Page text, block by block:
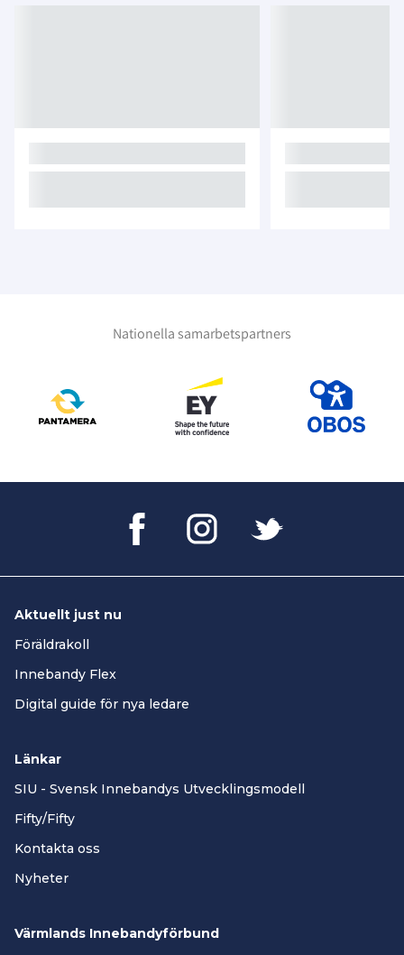
Nationella samarbetspartners
Aktuellt just nu
Föräldrakoll
Innebandy Flex
Digital guide för nya ledare
Länkar
SIU - Svensk Innebandys Utvecklingsmodell
Fifty/Fifty
Kontakta oss
Nyheter
Värmlands Innebandyförbund